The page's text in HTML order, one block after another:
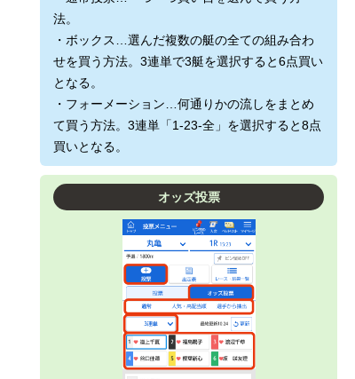
法。
・ボックス…選んだ複数の艇の全ての組み合わ
せを買う方法。3連単で3艇を選択すると6点買い
となる。
・フォーメーション…何通りかの流しをまとめ
て買う方法。3連単「1-23-全」を選択すると8点
買いとなる。
オッズ投票